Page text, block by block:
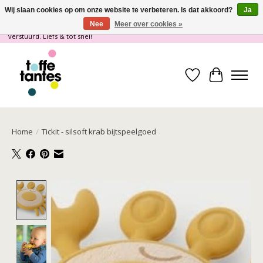
Wij gaan op vakantie! vanaf 4 juli t/m 21 juli worden er geen pakketjes
verstuurd. Liefs & tot snel!
Verlanglijst
Home / Tickit - silsoft krab bijtspeelgoed
Product image slideshow Items
Wij slaan cookies op om onze website te verbeteren. Is dat akkoord?
Ja
Nee
Meer over cookies »